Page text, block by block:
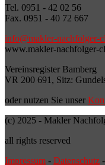
Tel. 0951 - 42 02 56
Fax. 0951 - 40 72 667
info@makler-nachfolger-
www.makler-nachfolger-
Vereinsregister Bamberg
VR 200 691, Sitz:
oder nutzen Sie unser
(c) 2025 - Makler
all rights reserved
Impressum - Datenschutz -